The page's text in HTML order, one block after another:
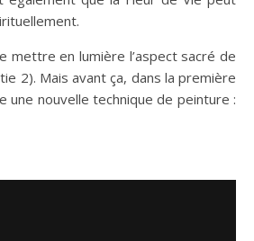
mettre en lumière l’aspect sacré de
2). Mais avant ça, dans la première
une nouvelle technique de peinture :